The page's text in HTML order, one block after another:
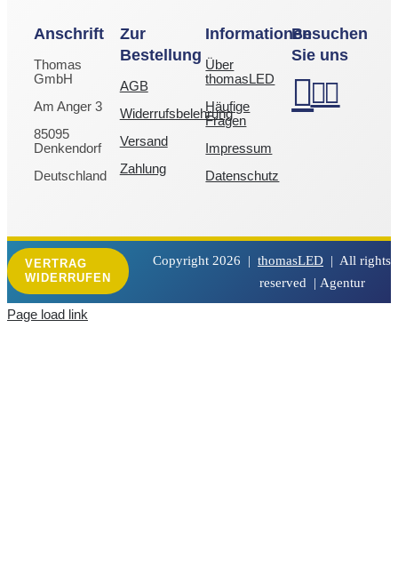
Anschrift
Thomas
GmbH
Am Anger 3
85095
Denkendorf
Deutschland
Zur
Bestellung
AGB
Widerrufsbelehrung
Versand
Zahlung
Informationen
Über
thomasLED
Häufige
Fragen
Impressum
Datenschutz
Besuchen
Sie uns
VERTRAG
WIDERRUFEN
Copyright 2026 | thomasLED| All rights
reserved | Agentur
Page load link